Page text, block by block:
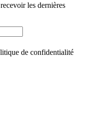
les dernières
de confidentialité